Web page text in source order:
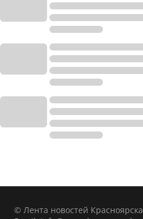
© Лента новостей Красноярска